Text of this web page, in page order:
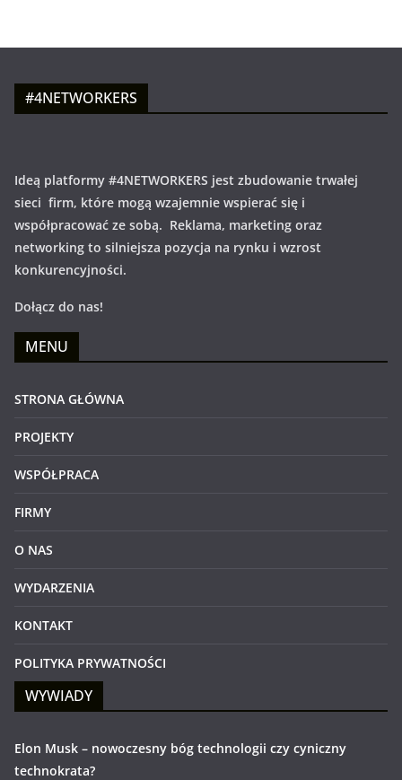
#4NETWORKERS
Ideą platformy #4NETWORKERS jest zbudowanie trwałej
sieci firm, które mogą wzajemnie wspierać się i
współpracować ze sobą. Reklama, marketing oraz
networking to silniejsza pozycja na rynku i wzrost
konkurencyjności.
Dołącz do nas!
MENU
STRONA GŁÓWNA
PROJEKTY
WSPÓŁPRACA
FIRMY
O NAS
WYDARZENIA
KONTAKT
POLITYKA PRYWATNOŚCI
WYWIADY
Elon Musk – nowoczesny bóg technologii czy cyniczny
technokrata?